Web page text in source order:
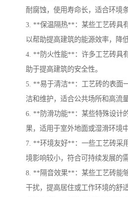
耐腐蚀，使用寿命长，适合环境条
3. **保温隔热**：某些工艺砖具
以帮助提高建筑的能源效率，降
4. **防火性能**：许多工艺砖具
助于提高建筑的安全性。
5. **易于清洁**：工艺砖的表面
洁和维护，适合公共场所和高流
6. **防滑功能**：某些特殊设计
果，适用于室外地面或湿滑环境
7. **环境友好**：一些工艺砖采
境影响较小，符合可持续发展的需
8. **隔音效果**：某些工艺砖能
干扰，提高居住或工作环境的舒适